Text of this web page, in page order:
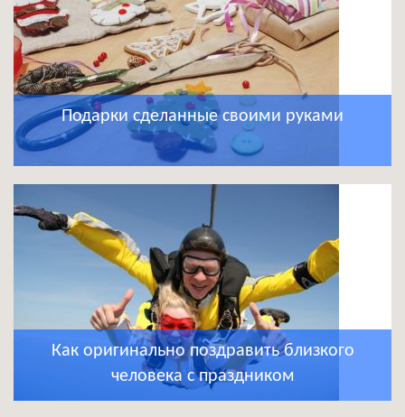
Подарки сделанные своими руками
Как оригинально поздравить близкого
человека с праздником